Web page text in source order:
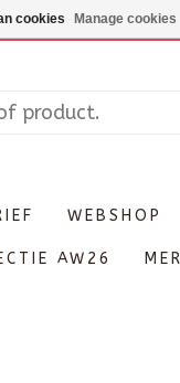
Maandag enkel op
WEBSHOP
AW26
cookies Manage cookies